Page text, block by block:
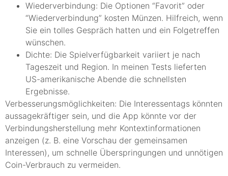
Wiederverbindung: Die Optionen “Favorit” oder
“Wiederverbindung” kosten Münzen. Hilfreich, wenn
Sie ein tolles Gespräch hatten und ein Folgetreffen
wünschen.
Dichte: Die Spielverfügbarkeit variiert je nach
Tageszeit und Region. In meinen Tests lieferten
US-amerikanische Abende die schnellsten
Ergebnisse.
Verbesserungsmöglichkeiten: Die Interessentags könnten
aussagekräftiger sein, und die App könnte vor der
Verbindungsherstellung mehr Kontextinformationen
anzeigen (z. B. eine Vorschau der gemeinsamen
Interessen), um schnelle Überspringungen und unnötigen
Coin-Verbrauch zu vermeiden.